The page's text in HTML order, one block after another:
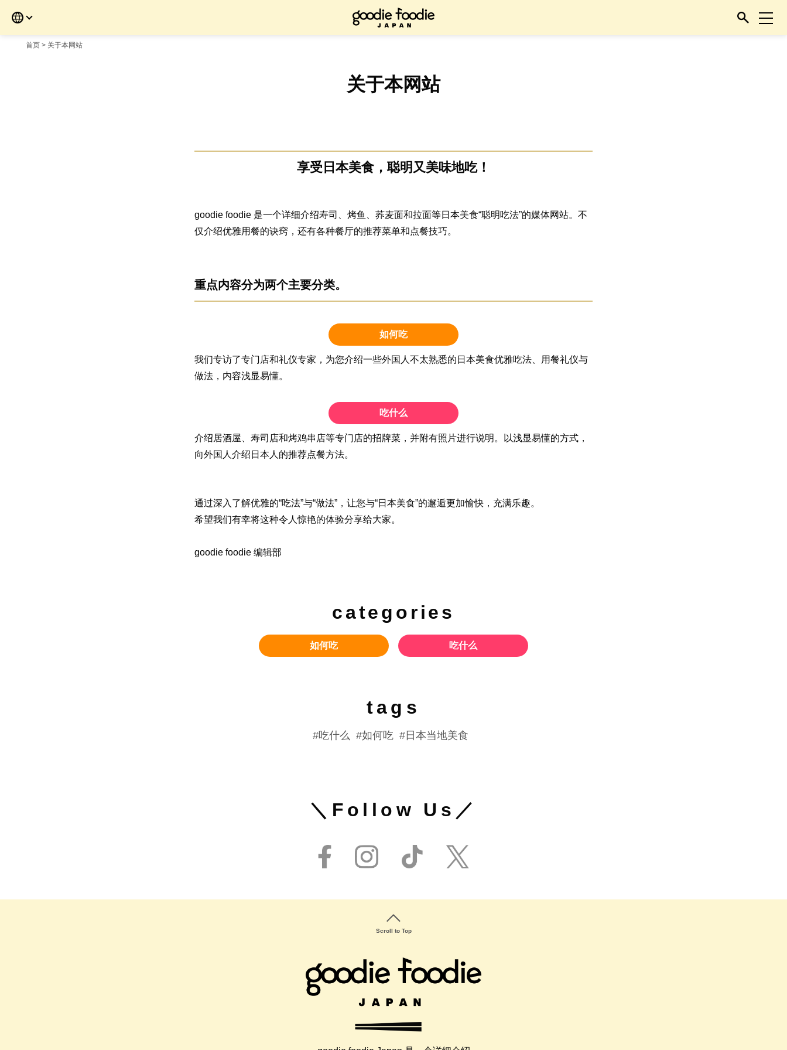
content
首页 > 关于本网站
关于本网站
享受日本美食，聪明又美味地吃！
goodie foodie 是一个详细介绍寿司、烤鱼、荞麦面和拉面等日本美食“聪明吃法”的媒体网站。不
仅介绍优雅用餐的诀窍，还有各种餐厅的推荐菜单和点餐技巧。
重点内容分为两个主要分类。
如何吃
我们专访了专门店和礼仪专家，为您介绍一些外国人不太熟悉的日本美食优雅吃法、用餐礼仪与
做法，内容浅显易懂。
吃什么
介绍居酒屋、寿司店和烤鸡串店等专门店的招牌菜，并附有照片进行说明。以浅显易懂的方式，
向外国人介绍日本人的推荐点餐方法。
通过深入了解优雅的“吃法”与“做法”，让您与“日本美食”的邂逅更加愉快，充满乐趣。
希望我们有幸将这种令人惊艳的体验分享给大家。
goodie foodie 编辑部
categories
如何吃 吃什么
tags
吃什么 如何吃 日本当地美食
＼Follow Us／
Scroll to Top